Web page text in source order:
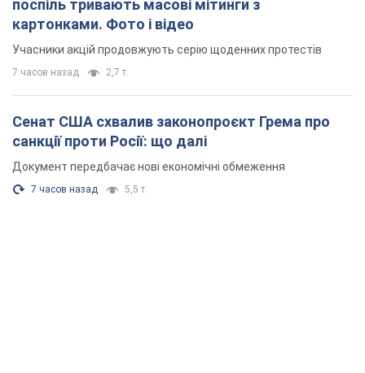
поспіль тривають масові мітинги з
картонками. Фото і відео
Учасники акцій продовжують серію щоденних протестів
7 часов назад 2,7 т.
Сенат США схвалив законопроєкт Грема про
санкції проти Росії: що далі
Документ передбачає нові економічні обмеження
7 часов назад 5,5 т.